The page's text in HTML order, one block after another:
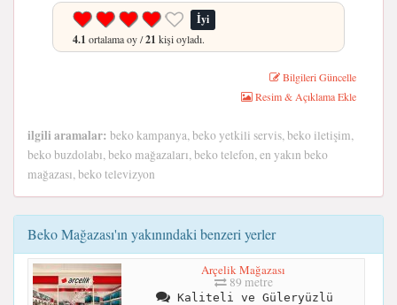
İyi
4.1 ortalama oy /21 kişi oyladı.
Bilgileri Güncelle
Resim & Açıklama Ekle
ilgili aramalar: beko kampanya, beko yetkili servis, beko iletişim,
beko buzdolabı, beko mağazaları, beko telefon, en yakın beko
mağazası, beko televizyon
Beko Mağazası'ın yakınındaki benzeri yerler
Arçelik Mağazası
89 metre
Kaliteli ve Güleryüzlü